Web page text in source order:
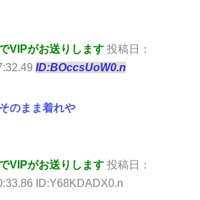
VIPがお送りします 投稿日：
ID:BOccsUoW0.n
のまま着れや
VIPがお送りします 投稿日：
ID:Y68KDADX0.n